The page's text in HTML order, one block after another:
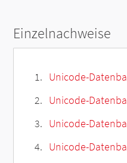
Einzelnachweise
Unicode-
Unicode-
Unicode-
Unicode-